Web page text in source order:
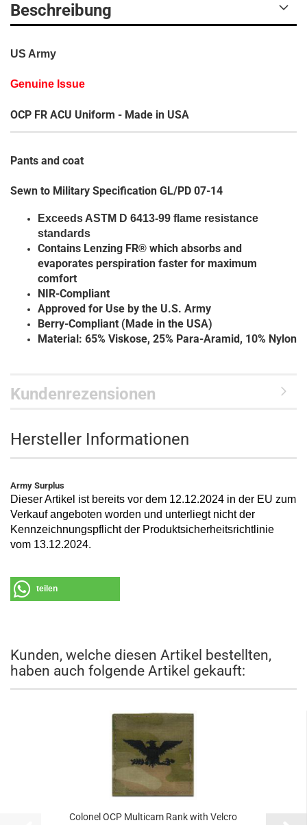
Beschreibung
US Army
Genuine Issue
OCP FR ACU Uniform - Made in USA
Pants and coat
Sewn to Military Specification GL/PD 07-14
Exceeds ASTM D 6413-99 flame resistance
standards
Contains Lenzing FR® which absorbs and
evaporates perspiration faster for maximum
comfort
NIR-Compliant
Approved for Use by the U.S. Army
Berry-Compliant (Made in the USA)
Material: 65% Viskose, 25% Para-Aramid, 10% Nylon
Kundenrezensionen
Hersteller Informationen
Army Surplus
Dieser Artikel ist bereits vor dem 12.12.2024 in der EU zum
Verkauf angeboten worden und unterliegt nicht der
Kennzeichnungspflicht der Produktsicherheitsrichtlinie
vom 13.12.2024.
teilen
Kunden, welche diesen Artikel bestellten,
haben auch folgende Artikel gekauft:
Colonel OCP Multicam Rank with Velcro